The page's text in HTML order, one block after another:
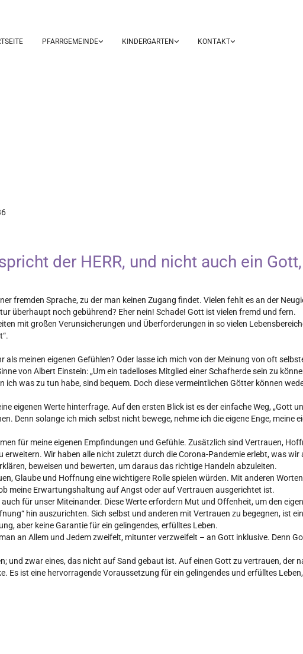
PFARRGEMEINDE KINDERGARTEN KONTAKT
der HERR, und nicht auch ein
fremden Sprache, zu der man keinen Zugang findet. Vielen fehlt es an der
überhaupt noch gebührend? Eher nein! Schade! Gott ist vielen fremd und fern.
mit großen Verunsicherungen und Überforderungen in so vielen
als meinen eigenen Gefühlen? Oder lasse ich mich von der Meinung von oft
von Albert Einstein: „Um ein tadelloses Mitglied einer Schafherde sein zu
ich was zu tun habe, sind bequem. Doch diese vermeintlichen Götter können
eigenen Werte hinterfrage. Auf den ersten Blick ist es der einfache Weg, „Gott
Denn solange ich mich selbst nicht bewege, nehme ich die eigene Enge, meine
für meine eigenen Empfindungen und Gefühle. Zusätzlich sind Vertrauen,
Wir haben alle nicht zuletzt durch die Corona-Pandemie erlebt, was
beweisen und bewerten, um daraus das richtige Handeln abzuleiten.
Glaube und Hoffnung eine wichtigere Rolle spielen würden. Mit anderen
meine Erwartungshaltung auf Angst oder auf Vertrauen ausgerichtet ist.
für unser Miteinander. Diese Werte erfordern Mut und Offenheit, um den
hin auszurichten. Sich selbst und anderen mit Vertrauen zu begegnen, ist
aber keine Garantie für ein gelingendes, erfülltes Leben.
an Allem und Jedem zweifelt, mitunter verzweifelt – an Gott inklusive. Denn
und zwar eines, das nicht auf Sand gebaut ist. Auf einen Gott zu vertrauen, der
Es ist eine hervorragende Voraussetzung für ein gelingendes und erfülltes